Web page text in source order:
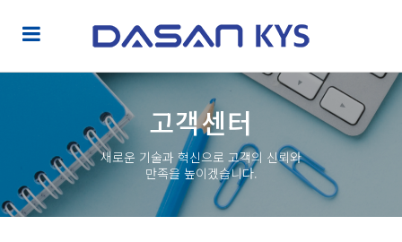
고객센터
새로운 기술과 혁신으로 고객의 신뢰와
만족을 높이겠습니다.